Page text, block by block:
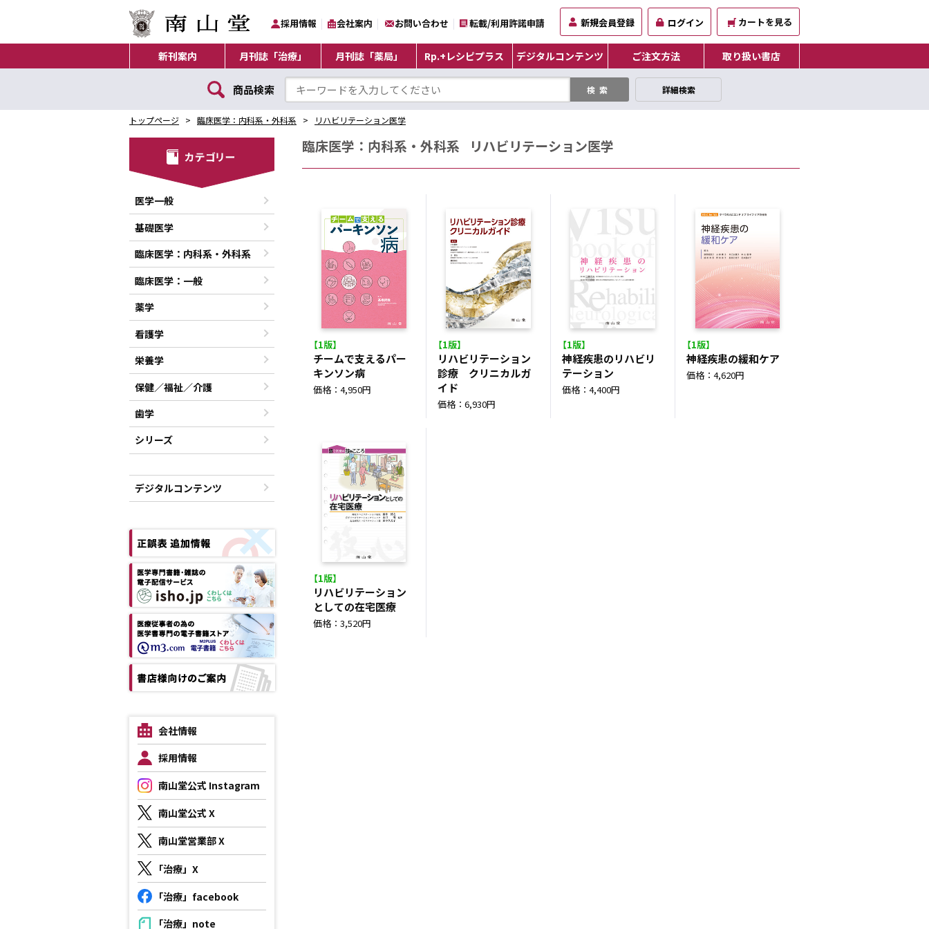
採用情報 会社案内 お問い合わせ 転載/利用許諾申請 新規会員登録 ログイン カートを見る
新刊案内 月刊誌「治療」 月刊誌「薬局」 Rp.+レシピプラス デジタルコンテンツ ご注文方法 取り扱い書店
商品検索 詳細検索
トップページ 臨床医学：内科系・外科系 リハビリテーション医学
医学一般
基礎医学
臨床医学：内科系・外科系
臨床医学：一般
薬学
看護学
栄養学
保健／福祉／介護
歯学
シリーズ
デジタルコンテンツ
会社情報
採用情報
南山堂公式 Instagram
南山堂公式 X
南山堂営業部 X
「治療」X
「治療」facebook
「治療」note
臨床医学：内科系・外科系 リハビリテーション医学
【1版】
チームで支えるパー
キンソン病
価格：4,950円
【1版】
リハビリテーション
診療 クリニカルガ
イド
価格：6,930円
【1版】
神経疾患のリハビリ
テーション
価格：4,400円
【1版】
神経疾患の緩和ケア
価格：4,620円
【1版】
リハビリテーション
としての在宅医療
価格：3,520円